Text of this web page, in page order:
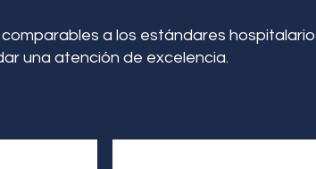
a los estándares
una atención de excelencia.